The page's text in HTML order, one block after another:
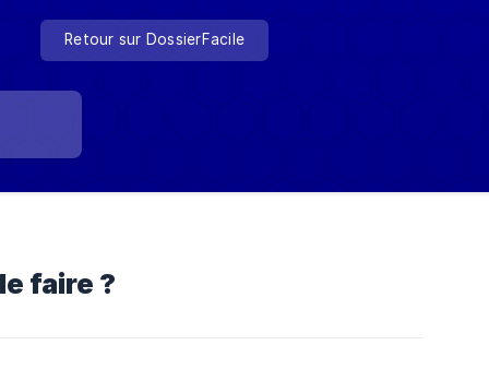
Retour sur DossierFacile
faire ?